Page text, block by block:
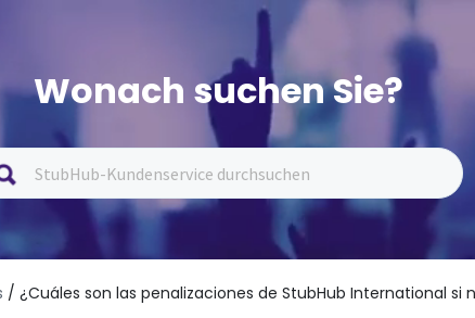
Wonach suchen Sie?
/ ¿Cuáles son las penalizaciones de StubHub International